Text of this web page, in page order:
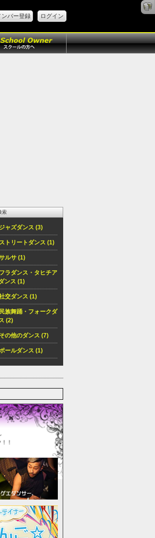
ンバー登録 ログイン
索
ジャズダンス (3)
ストリートダンス (1)
ルサ (1)
フラダンス・タヒチア
ンス (1)
交ダンス (1)
民族舞踊・フォークダ
(2)
その他のダンス (7)
ポールダンス (1)